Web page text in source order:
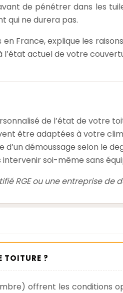
de pénétrer dans les
qui ne durera pas.
France, explique les
actuel de votre
de l’état de votre
être adaptées à votre
démoussage selon le
intervenir soi-même sans
RGE ou une entreprise de
TOITURE ?
offrent les conditions